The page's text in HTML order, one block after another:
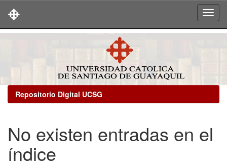
Repositorio Digital UCSG
No existen entradas en el
índice